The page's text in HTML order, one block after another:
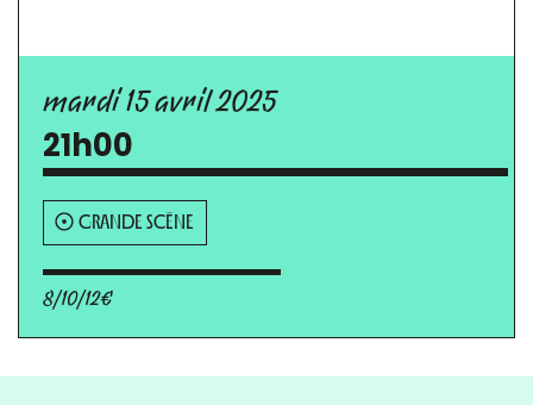
mardi 15 avril 2025
21h00
GRANDE SCÈNE
8/10/12€